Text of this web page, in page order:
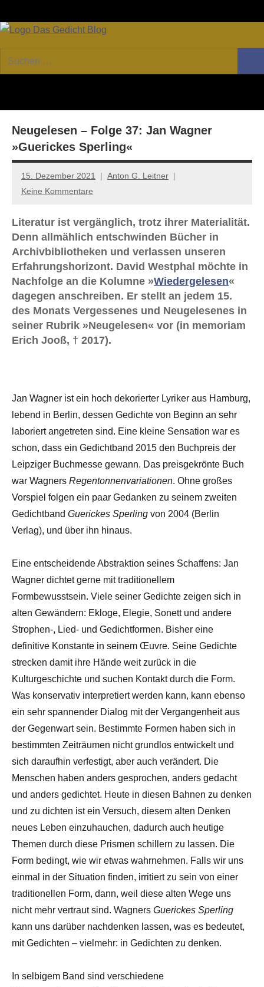
Inhalt
GEDICHT
Forum
von
Lyrik,
Essay
Suchen
nach:
Neugelesen – Folge 37: Jan Wagner
»Guerickes Sperling«
15. Dezember 2021
Anton G. Leitner
Keine Kommentare
Literatur ist vergänglich, trotz ihrer Materialität.
Denn allmählich entschwinden Bücher in
Archivbibliotheken und verlassen unseren
Erfahrungshorizont. David Westphal möchte in
Nachfolge an die Kolumne »Wiedergelesen«
dagegen anschreiben. Er stellt an jedem 15.
des Monats Vergessenes und Neugelesenes in
seiner Rubrik »Neugelesen« vor (in memoriam
Erich Jooß, † 2017).
Jan Wagner ist ein hoch dekorierter Lyriker aus Hamburg,
lebend in Berlin, dessen Gedichte von Beginn an sehr
laboriert angetreten sind. Eine kleine Sensation war es
schon, dass ein Gedichtband 2015 den Buchpreis der
Leipziger Buchmesse gewann. Das preisgekrönte Buch
war Wagners Regentonnenvariationen. Ohne großes
Vorspiel folgen ein paar Gedanken zu seinem zweiten
Gedichtband Guerickes Sperling von 2004 (Berlin
Verlag), und über ihn hinaus.
Eine entscheidende Abstraktion seines Schaffens: Jan
Wagner dichtet gerne mit traditionellem
Formbewusstsein. Viele seiner Gedichte zeigen sich in
alten Gewändern: Ekloge, Elegie, Sonett und andere
Strophen-, Lied- und Gedichtformen. Bisher eine
definitive Konstante in seinem Œuvre. Seine Gedichte
strecken damit ihre Hände weit zurück in die
Kulturgeschichte und suchen Kontakt durch die Form.
Was konservativ interpretiert werden kann, kann ebenso
ein sehr spannender Dialog mit der Vergangenheit aus
der Gegenwart sein. Bestimmte Formen haben sich in
bestimmten Zeiträumen nicht grundlos entwickelt und
sich daraufhin verfestigt, aber auch verändert. Die
Menschen haben anders gesprochen, anders gedacht
und anders gedichtet. Heute in diesen Bahnen zu denken
und zu dichten ist ein Versuch, diesem alten Denken
neues Leben einzuhauchen, dadurch auch heutige
Themen durch diese Prismen schillern zu lassen. Die
Form bedingt, wie wir etwas wahrnehmen. Falls wir uns
einmal in der Situation finden, irritiert zu sein von einer
traditionellen Form, dann, weil diese alten Wege uns
nicht mehr vertraut sind. Wagners Guerickes Sperling
kann uns darüber nachdenken lassen, was es bedeutet,
mit Gedichten – vielmehr: in Gedichten zu denken.
In selbigem Band sind verschiedene